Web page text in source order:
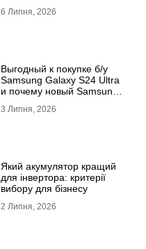
6 Липня, 2026
Выгодный к покупке б/у
Samsung Galaxy S24 Ultra
и почему новый Samsung
лучшим
3 Липня, 2026
Який акумулятор кращий
для інвертора: критерії
вибору для бізнесу
2 Липня, 2026